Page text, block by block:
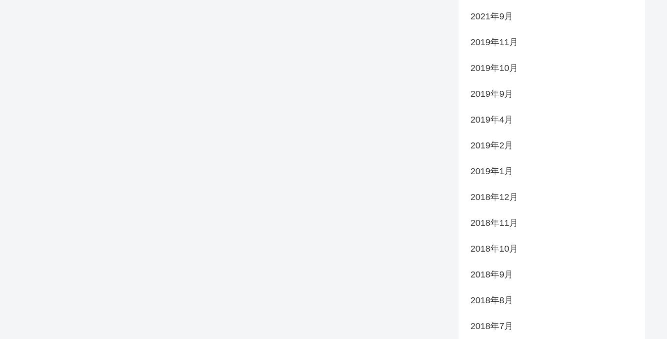
2021年9月
2019年11月
2019年10月
2019年9月
2019年4月
2019年2月
2019年1月
2018年12月
2018年11月
2018年10月
2018年9月
2018年8月
2018年7月